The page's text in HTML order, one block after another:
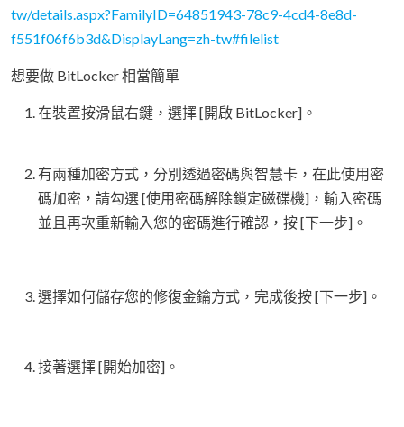
tw/details.aspx?FamilyID=64851943-78c9-4cd4-8e8d-
f551f06f6b3d&DisplayLang=zh-tw#filelist
想要做 BitLocker 相當簡單
在裝置按滑鼠右鍵，選擇 [開啟 BitLocker]。
有兩種加密方式，分別透過密碼與智慧卡，在此使用密
碼加密，請勾選 [使用密碼解除鎖定磁碟機]，輸入密碼
並且再次重新輸入您的密碼進行確認，按 [下一步]。
選擇如何儲存您的修復金鑰方式，完成後按 [下一步]。
接著選擇 [開始加密]。